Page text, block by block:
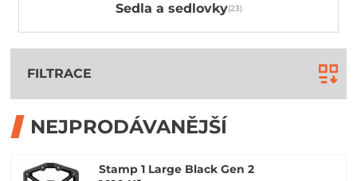
Sedla a sedlovky
FILTRACE
NEJPRODÁVANĚJŠÍ
Stamp 1 Large Black Gen 2